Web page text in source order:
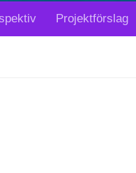
Projektförslag